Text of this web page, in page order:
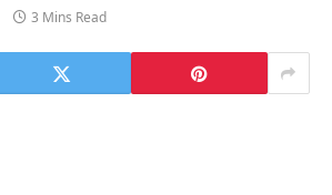
3 Mins Read